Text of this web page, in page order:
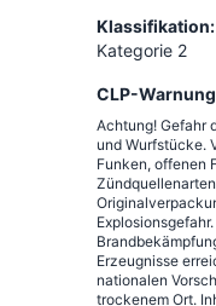
Klassifikation:
Kategorie 2
CLP-
Achtung! Gefahr
und Wurfstücke.
Funken, offenen
Erzeugnisse
nationalen
trockenem Ort.